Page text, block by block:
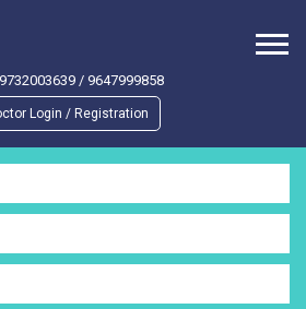
9732003639/ 9647999858
Login / Registration